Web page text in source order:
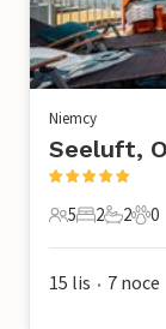
Niemcy
Seeluft,
5 Goście
5
2 Sypialnie
2
2
2
0
0
15 lis • 7 noce